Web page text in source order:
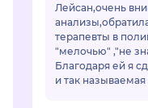
Лейсан,очень
терапевты в
"мелочью" ,"не
Благодаря ей я
и так